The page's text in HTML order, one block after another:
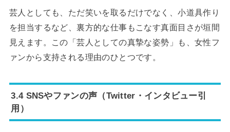
芸人としても、ただ笑いを取るだけでなく、小道具作り
を担当するなど、裏方的な仕事もこなす真面目さが垣間
見えます。この「芸人としての真摯な姿勢」も、女性フ
ァンから支持される理由のひとつです。
3.4 SNSやファンの声（Twitter・インタビュー引
用）